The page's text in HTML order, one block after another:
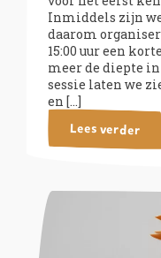
Inmiddels zijn
daarom
15:00 uur een
meer de diepte
sessie laten we
en […]
Lees verder